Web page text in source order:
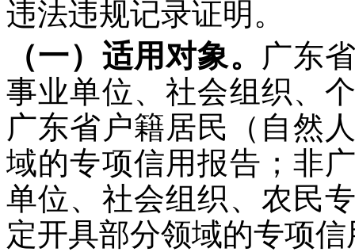
违法违规记录证明。
（一）适用对象。 广东
事业单位、社会组织、
广东省户籍居民（自然
域的专项信用报告；非
单位、社会组织、农民
定开具部分领域的专项